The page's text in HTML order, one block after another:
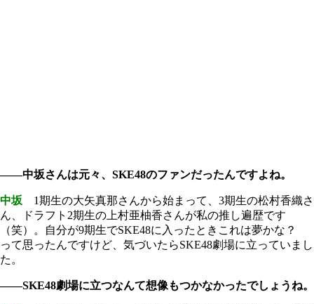
――中坂さんは元々、SKE48のファンだったんですよね。
中坂 1期生の大矢真那さんから始まって、3期生の松村香織さ
ん、ドラフト2期生の上村亜柚香さんが私の推し遍歴です
（笑）。自分が9期生でSKE48に入ったときこれは夢かな？
って思ったんですけど、気づいたらSKE48劇場に立っていまし
た。
――SKE48劇場に立つなんて想像もつかなかったでしょうね。